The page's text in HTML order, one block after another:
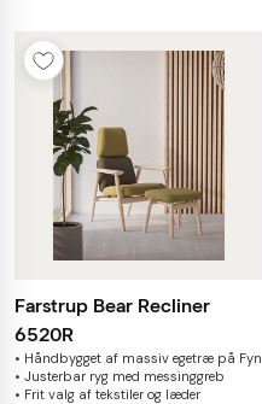
Farstrup Bear Recliner
6520R
• Håndbygget af massiv egetræ på Fyn
• Justerbar ryg med messinggreb
• Frit valg af tekstiler og læder